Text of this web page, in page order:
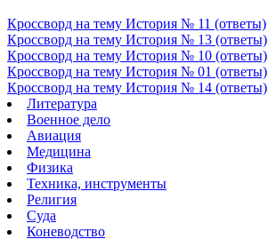
Кроссворд на тему История № 11 (ответы)
Кроссворд на тему История № 13 (ответы)
Кроссворд на тему История № 10 (ответы)
Кроссворд на тему История № 01 (ответы)
Кроссворд на тему История № 14 (ответы)
Литература
Военное дело
Авиация
Медицина
Физика
Техника, инструменты
Религия
Суда
Коневодство